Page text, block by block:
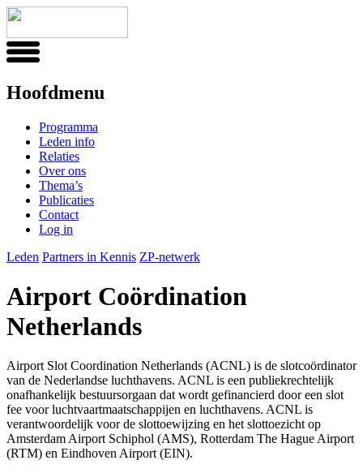
Hoofdmenu
Programma
Leden info
Relaties
Over ons
Thema’s
Publicaties
Contact
Log in
Leden Partners in Kennis ZP-netwerk
Airport Coördination
Netherlands
Airport Slot Coordination Netherlands (ACNL) is de slotcoördinator
van de Nederlandse luchthavens. ACNL is een publiekrechtelijk
onafhankelijk bestuursorgaan dat wordt gefinancierd door een slot
fee voor luchtvaartmaatschappijen en luchthavens. ACNL is
verantwoordelijk voor de slottoewijzing en het slottoezicht op
Amsterdam Airport Schiphol (AMS), Rotterdam The Hague Airport
(RTM) en Eindhoven Airport (EIN).